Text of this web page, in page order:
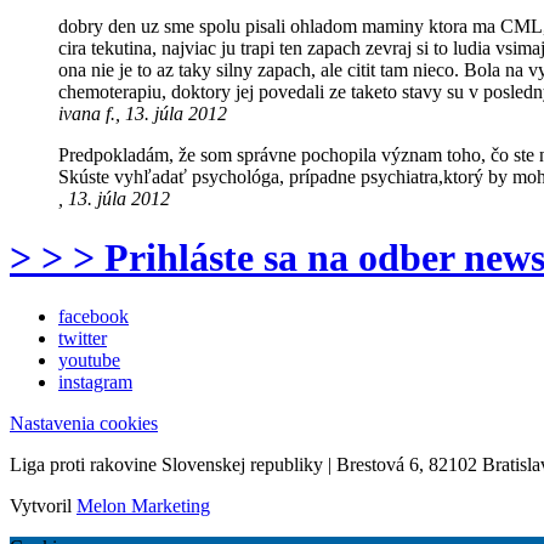
dobry den uz sme spolu pisali ohladom maminy ktora ma
cira tekutina, najviac ju trapi ten zapach zevraj si to ludia
ona nie je to az taky silny zapach, ale citit tam nieco. Bola na
chemoterapiu, doktory jej povedali ze taketo stavy su v
ivana f., 13. júla 2012
Predpokladám, že som správne pochopila význam toho, čo
Skúste vyhľadať psychológa, prípadne psychiatra,ktorý by
, 13. júla 2012
> > > Prihláste sa na odber
facebook
twitter
youtube
instagram
Nastavenia cookies
Liga proti rakovine Slovenskej republiky | Brestová 6, 82102
Vytvoril Melon Marketing